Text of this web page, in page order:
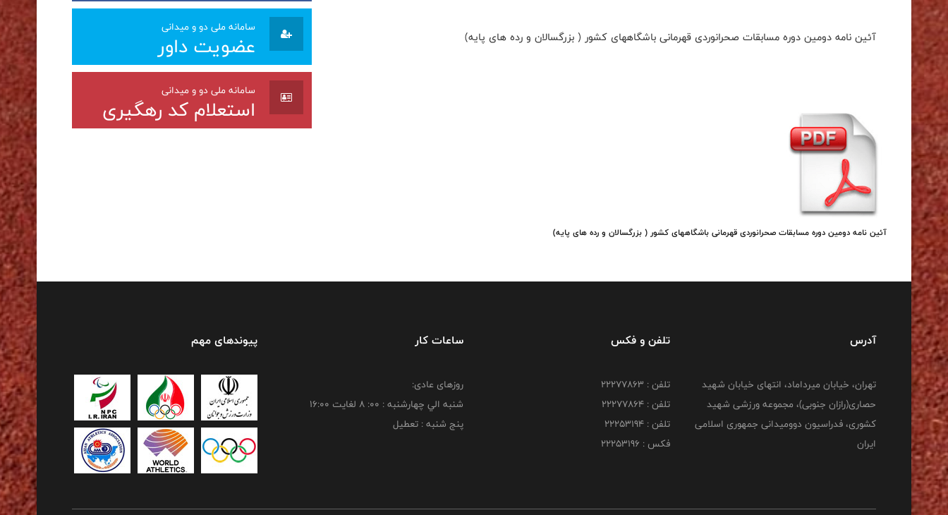
آئین نامه دومین دوره مسابقات صحرانوردی قهرمانی باشگاههای کشور ( بزرگسالان و رده های پایه)
آئین نامه دومین دوره مسابقات صحرانوردی قهرمانی باشگاههای کشور ( بزرگسالان و رده های پایه)
سامانه ملی دو و میدانی
عضویت داور
سامانه ملی دو و میدانی
استعلام کد رهگیری
آدرس
تهران، خیابان میرداماد، انتهای خیابان شهید
حصاری(رازان جنوبی)، مجموعه ورزشی شهید
کشوری، فدراسیون دوومیدانی جمهوری اسلامی
ایران
تلفن و فکس
تلفن : 22277863
تلفن : 22277864
تلفن : 22253194
فکس : 22253196
ساعات کار
روزهای عادی:
شنبه الي چهارشنبه : 00: 8 لغايت 16:00
پنج شنبه : تعطیل
پیوندهای مهم